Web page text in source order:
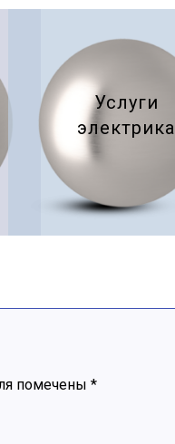
Услуги
электрика
помечены *